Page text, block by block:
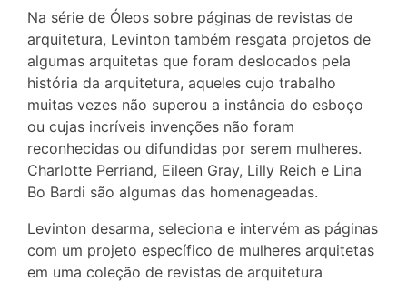
Na série de Óleos sobre páginas de revistas de
arquitetura, Levinton também resgata projetos de
algumas arquitetas que foram deslocados pela
história da arquitetura, aqueles cujo trabalho
muitas vezes não superou a instância do esboço
ou cujas incríveis invenções não foram
reconhecidas ou difundidas por serem mulheres.
Charlotte Perriand, Eileen Gray, Lilly Reich e Lina
Bo Bardi são algumas das homenageadas.
Levinton desarma, seleciona e intervém as páginas
com um projeto específico de mulheres arquitetas
em uma coleção de revistas de arquitetura